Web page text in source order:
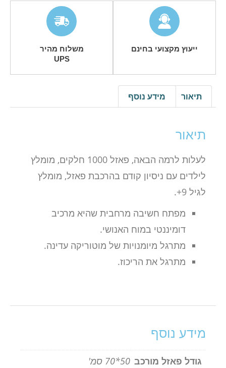
ייעוץ מקצועי בחינם
משלוח מהיר
UPS
תיאור מידע נוסף
תיאור
לעלות לרמה הבאה, פאזל 1000 חלקים, מומלץ
לילדים עם ניסיון קודם בהרכבת פאזל, מומלץ
לגיל 9+.
מפתח חשיבה מרחבית שהיא מרכיב
דומיננטי במוח האנושי.
מתרגל מיומנויות של מוטוריקה עדינה.
מתרגל את הריכוז.
מידע נוסף
גודל פאזל מורכב 50*70 סמ'